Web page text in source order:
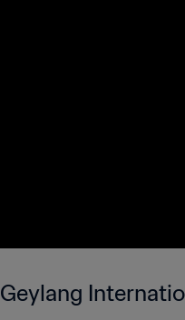
Geylang